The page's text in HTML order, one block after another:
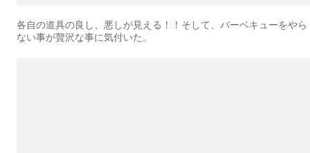
各自の道具の良し、悪しが見える！！そして、バーベキューをやら
ない事が贅沢な事に気付いた。